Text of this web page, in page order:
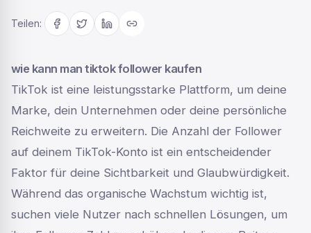
Teilen:
wie kann man tiktok follower kaufen
TikTok ist eine leistungsstarke Plattform, um deine
Marke, dein Unternehmen oder deine persönliche
Reichweite zu erweitern. Die Anzahl der Follower
auf deinem TikTok-Konto ist ein entscheidender
Faktor für deine Sichtbarkeit und Glaubwürdigkeit.
Während das organische Wachstum wichtig ist,
suchen viele Nutzer nach schnellen Lösungen, um